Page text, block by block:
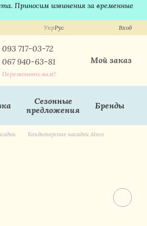
Приносим извинения за временные
УкрРус Вход
093 717-03-72
067 940-63-81
Перезвонить вам?
Мой заказ
Сезонные
предложения
Бренды
Кондитерские насадки Ateco